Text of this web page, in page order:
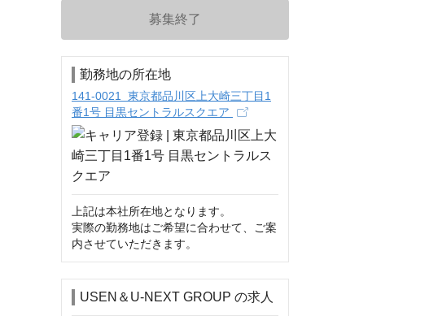
募集終了
勤務地の所在地
141-0021 東京都品川区上大崎三丁目1
番1号 目黒セントラルスクエア
上記は本社所在地となります。
実際の勤務地はご希望に合わせて、ご案
内させていただきます。
USEN＆U-NEXT GROUP の求人